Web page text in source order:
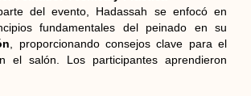
del evento, Hadassah se enfocó en
fundamentales del peinado en su
, proporcionando consejos clave para el
el salón. Los participantes aprendieron